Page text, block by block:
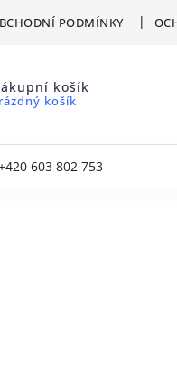
PODMÍNKY
košík
košík
NÁM
603 802 753